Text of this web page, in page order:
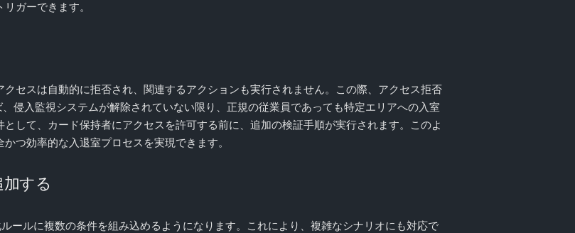
ガーできます。
セスは自動的に拒否され、関連するアクションも実行されません。この際、アクセス拒否
侵入監視システムが解除されていない限り、正規の従業員であっても特定エリアへの入室
して、カード保持者にアクセスを許可する前に、追加の検証手順が実行されます。このよ
つ効率的な入退室プロセスを実現できます。
する
ールに複数の条件を組み込めるようになります。これにより、複雑なシナリオにも対応で